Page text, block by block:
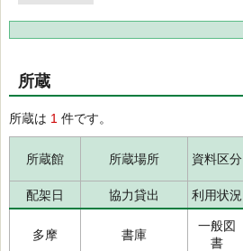
所蔵
所蔵は 1 件です。
所蔵館 所蔵場所 資料区分
配架日 協力貸出 利用状況
多摩 書庫
一般図
書